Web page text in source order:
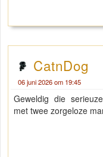
CatnDog
06 juni 2026 om 19:45
Geweldig die
met twee zorgeloze